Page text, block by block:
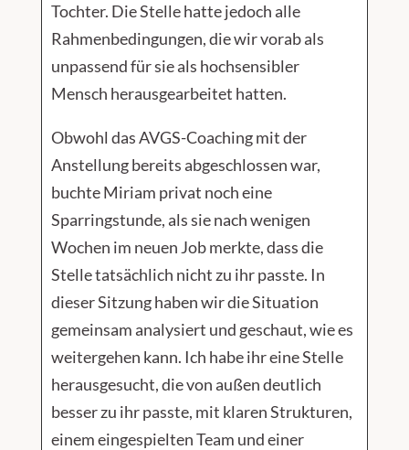
Tochter. Die Stelle hatte jedoch alle
Rahmenbedingungen, die wir vorab als
unpassend für sie als hochsensibler
Mensch herausgearbeitet hatten.
Obwohl das AVGS-Coaching mit der
Anstellung bereits abgeschlossen war,
buchte Miriam privat noch eine
Sparringstunde, als sie nach wenigen
Wochen im neuen Job merkte, dass die
Stelle tatsächlich nicht zu ihr passte. In
dieser Sitzung haben wir die Situation
gemeinsam analysiert und geschaut, wie es
weitergehen kann. Ich habe ihr eine Stelle
herausgesucht, die von außen deutlich
besser zu ihr passte, mit klaren Strukturen,
einem eingespielten Team und einer